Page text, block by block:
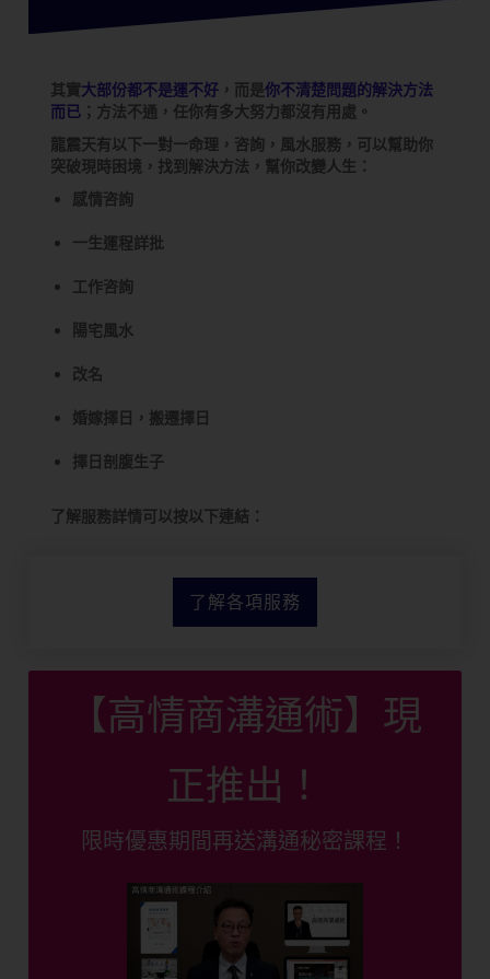
其實大部份都不是運不好 ，而是你不清楚問題的解決方法
而已 ；方法不通，任你有多大努力都沒有用處。
龍震天有以下一對一命理，咨詢，風水服務，可以幫助你
突破現時困境，找到解決方法，幫你改變人生：
感情咨詢
一生運程詳批
工作咨詢
陽宅風水
改名
婚嫁擇日，搬遷擇日
擇日剖腹生子
了解服務詳情可以按以下連結：
了解各項服務
【高情商溝通術】現
正推出！
限時優惠期間再送溝通秘密課程！